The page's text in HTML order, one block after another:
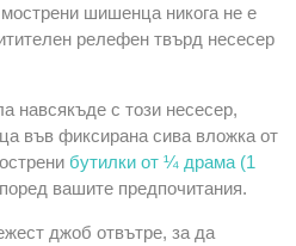
шишенца никога не е
релефен твърд несесер
навсякъде с този несесер,
във фиксирана сива вложка от
бутилки от ¼ драма (1
вашите предпочитания.
джоб отвътре, за да